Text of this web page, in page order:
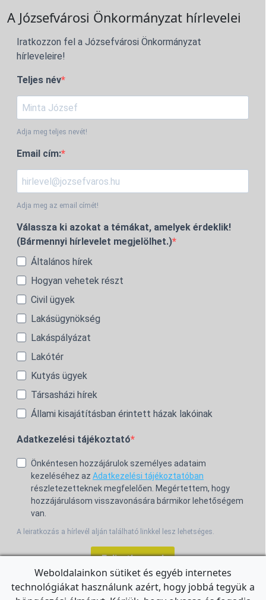
A Józsefvárosi Önkormányzat hírlevelei
Iratkozzon fel a Józsefvárosi Önkormányzat
hírleveleire!
Teljes név
Adja meg teljes nevét!
Email cím:
Adja meg az email címét!
Válassza ki azokat a témákat, amelyek érdeklik!
(Bármennyi hírlevelet megjelölhet.)
Általános hírek
Hogyan vehetek részt
Civil ügyek
Lakásügynökség
Lakáspályázat
Lakótér
Kutyás ügyek
Társasházi hírek
Állami kisajátításban érintett házak lakóinak
Adatkezelési tájékoztató
Önkéntesen hozzájárulok személyes adataim
kezeléséhez az Adatkezelési tájékoztatóban
részletezetteknek megfelelően. Megértettem, hogy
hozzájárulásom visszavonására bármikor lehetőségem
van.
A leiratkozás a hírlevél alján található linkkel lesz lehetséges.
Feliratkozom!
Weboldalainkon sütiket és egyéb internetes
technológiákat használunk azért, hogy jobbá tegyük a